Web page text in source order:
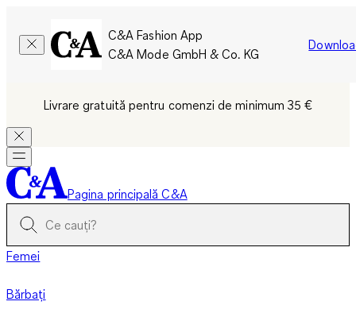
C&A Fashion App
C&A Mode GmbH & Co. KG
Livrare gratuită pentru comenzi de minimum 35 €
Pagina principală C&A
Femei
Bărbați